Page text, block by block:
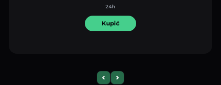
24h
Kupić
Previous slide
Next slide